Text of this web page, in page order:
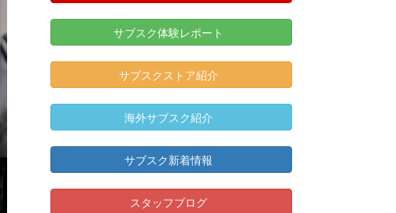
サブスク体験レポート
サブスクストア紹介
海外サブスク紹介
サブスク新着情報
スタッフブログ